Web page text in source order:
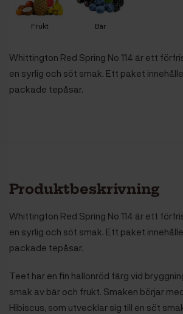
Frukt Bär
Whittington Red Spring No 114 är ett
en syrlig och söt smak. Ett paket
packade tepåsar.
Produktbeskrivning
Whittington Red Spring No 114 är ett
en syrlig och söt smak. Ett paket
packade tepåsar.
Teet har en fin hallonröd färg vid
smak av bär och frukt. Smaken börjar
Hibiscus, som utvecklar sig till en söt